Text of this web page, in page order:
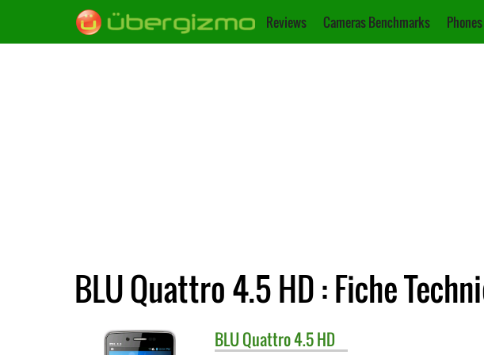
Reviews Cameras Benchmarks Phones
BLU Quattro 4.5 HD : Fiche
BLUQuattro 4.5 HD